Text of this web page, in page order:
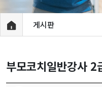
게시판
부모코치일반강사 2